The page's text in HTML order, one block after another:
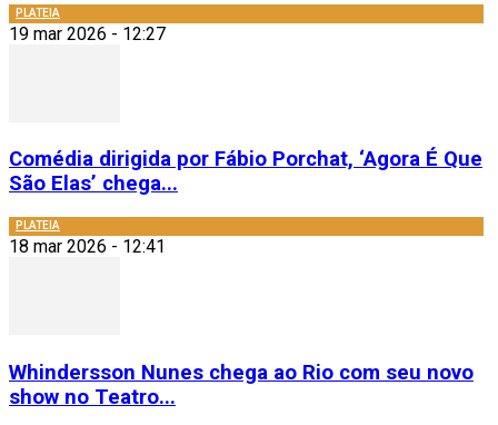
PLATEIA
19 mar 2026 - 12:27
Comédia dirigida por Fábio Porchat, ‘Agora É Que
São Elas’ chega...
PLATEIA
18 mar 2026 - 12:41
Whindersson Nunes chega ao Rio com seu novo
show no Teatro...